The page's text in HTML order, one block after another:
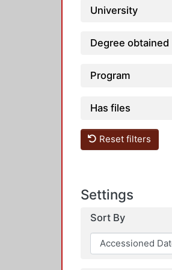
University
Degree obtained
Program
Has files
Reset filters
Settings
Sort By